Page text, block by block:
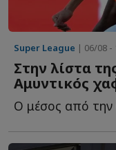
Super League | 06/08 -
Στην λίστα
Αμυντικός